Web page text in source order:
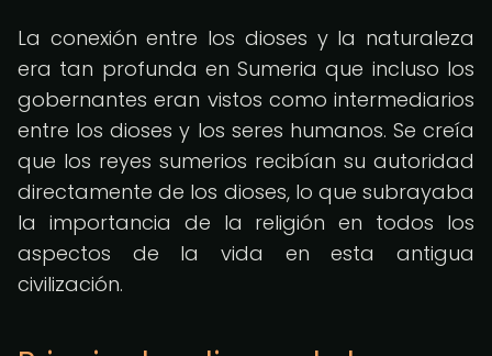
La conexión entre los dioses y la naturaleza
era tan profunda en Sumeria que incluso los
gobernantes eran vistos como intermediarios
entre los dioses y los seres humanos. Se creía
que los reyes sumerios recibían su autoridad
directamente de los dioses, lo que subrayaba
la importancia de la religión en todos los
aspectos de la vida en esta antigua
civilización.